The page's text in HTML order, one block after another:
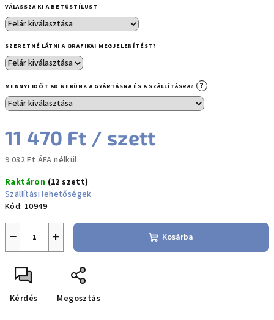
VÁLASSZA KI A BETŰSTÍLUST
SZERETNÉ LÁTNI A GRAFIKAI MEGJELENÍTÉST?
MENNYI IDŐT AD NEKÜNK A GYÁRTÁSRA ÉS A SZÁLLÍTÁSRA? ?
11 470 Ft / szett
9 032 Ft ÁFA nélkül
Raktáron (12 szett)
Szállítási lehetőségek
Kód: 10949
+
− Kosárba
Kérdés Megosztás